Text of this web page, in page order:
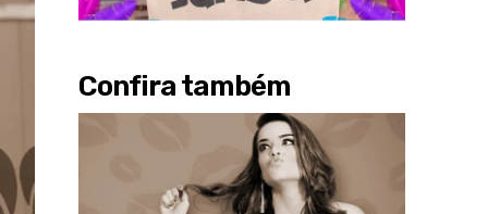
Confira também